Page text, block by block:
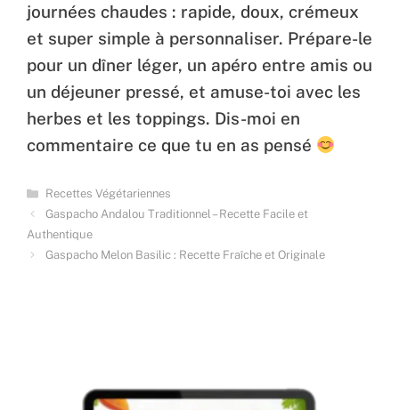
journées chaudes : rapide, doux, crémeux
et super simple à personnaliser. Prépare-le
pour un dîner léger, un apéro entre amis ou
un déjeuner pressé, et amuse-toi avec les
herbes et les toppings. Dis-moi en
commentaire ce que tu en as pensé
Categories
Recettes Végétariennes
Gaspacho Andalou Traditionnel – Recette Facile et
Authentique
Gaspacho Melon Basilic : Recette Fraîche et Originale